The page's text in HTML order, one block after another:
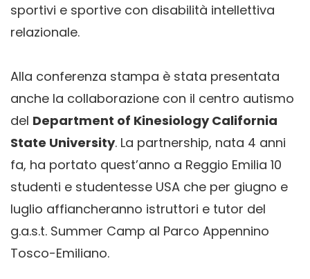
sportivi e sportive con disabilità intellettiva
relazionale.
Alla conferenza stampa è stata presentata
anche la collaborazione con il centro autismo
del Department of Kinesiology California
State University. La partnership, nata 4 anni
fa, ha portato quest’anno a Reggio Emilia 10
studenti e studentesse USA che per giugno e
luglio affiancheranno istruttori e tutor del
g.a.s.t. Summer Camp al Parco Appennino
Tosco-Emiliano.